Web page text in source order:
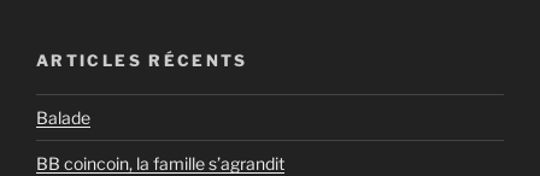
ARTICLES RÉCENTS
Balade
BB coincoin, la famille s’agrandit